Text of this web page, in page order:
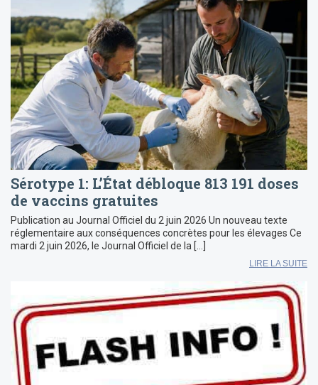
Sérotype 1: L’État débloque 813 191 doses
de vaccins gratuites
Publication au Journal Officiel du 2 juin 2026 Un nouveau texte
réglementaire aux conséquences concrètes pour les élevages Ce
mardi 2 juin 2026, le Journal Officiel de la […]
LIRE LA SUITE